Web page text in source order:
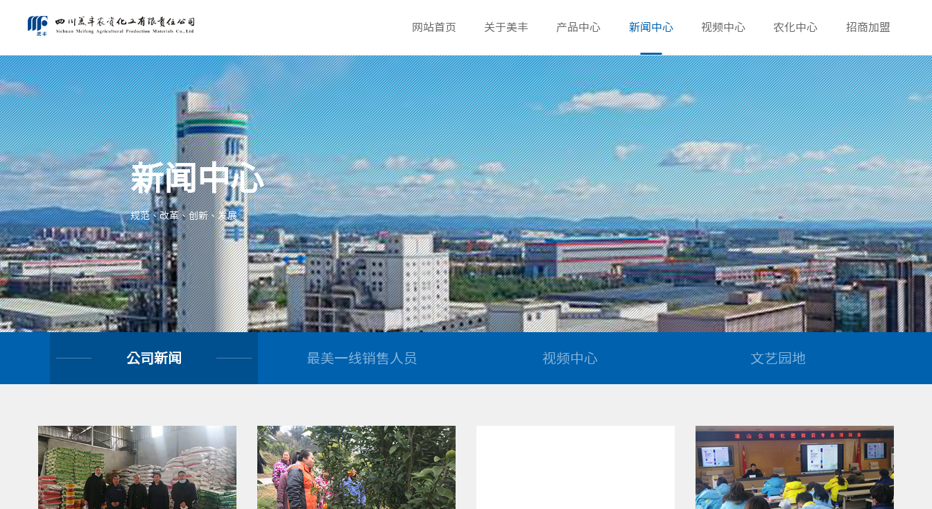
网站首页 关于美丰 产品中心 新闻中心 视频中心 农化中心 招商加盟
新闻中心
规范、改革、创新、发展
公司新闻 最美一线销售人员 视频中心 文艺园地